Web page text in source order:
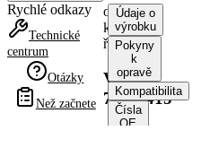
Rychlé odkazy
Technické
centrum
Otázky
Než začnete
ozubený
klínový
řemen
VKMV
7PK2415
Údaje o
výrobku
Pokyny
k
opravě
Kompatibilita
Čísla
OE